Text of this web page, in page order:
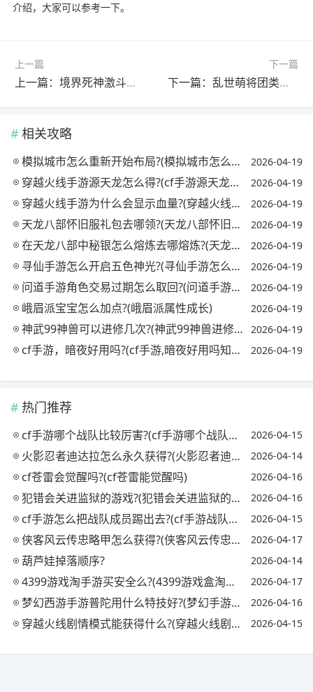
介绍，大家可以参考一下。
上一篇
上一篇：境界死神激斗什么英雄最厉害?(境界死神激斗角色排行2021)
下一篇
下一篇：乱世萌将团类似游戏?(乱世萌将礼包码是多少)
相关攻略
模拟城市怎么重新开始布局?(模拟城市怎么样重新布局) 2026-04-19
穿越火线手游源天龙怎么得?(cf手游源天龙怎么获得) 2026-04-19
穿越火线手游为什么会显示血量?(穿越火线手机版显示的血量怎么开) 2026-04-19
天龙八部怀旧服礼包去哪领?(天龙八部怀旧服哪里有礼包) 2026-04-19
在天龙八部中秘银怎么熔炼去哪熔炼?(天龙八部秘银溶剂怎么获得) 2026-04-19
寻仙手游怎么开启五色神光?(寻仙手游怎么开启五色神光任务) 2026-04-19
问道手游角色交易过期怎么取回?(问道手游角色过期哪里取回) 2026-04-19
峨眉派宝宝怎么加点?(峨眉派属性成长) 2026-04-19
神武99神兽可以进修几次?(神武99神兽进修后属性) 2026-04-19
cf手游，暗夜好用吗?(cf手游,暗夜好用吗知乎) 2026-04-19
热门推荐
cf手游哪个战队比较厉害?(cf手游哪个战队最强) 2026-04-15
火影忍者迪达拉怎么永久获得?(火影忍者迪达拉怎么获取) 2026-04-14
cf苍雷会觉醒吗?(cf苍雷能觉醒吗) 2026-04-16
犯错会关进监狱的游戏?(犯错会关进监狱的游戏吗) 2026-04-16
cf手游怎么把战队成员踢出去?(cf手游战队怎么踢人) 2026-04-15
侠客风云传忠略甲怎么获得?(侠客风云传忠略甲对自己) 2026-04-17
葫芦娃掉落顺序? 2026-04-14
4399游戏淘手游买安全么?(4399游戏盒淘号有用吗) 2026-04-17
梦幻西游手游普陀用什么特技好?(梦幻手游普陀必备特技) 2026-04-16
穿越火线剧情模式能获得什么?(穿越火线剧情模式怎么过) 2026-04-15